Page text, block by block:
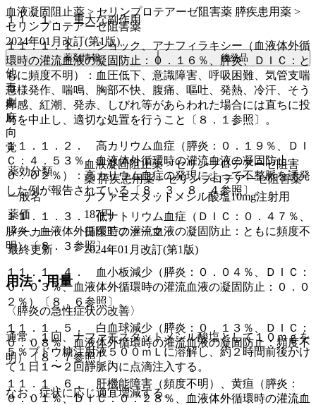
１１．１． 重大な副作用
１１．１．１． ショック、アナフィラキシー（血液体外循
環時の灌流血液の凝固防止：０．１６％、膵炎、ＤＩＣ：と
もに頻度不明）：血圧低下、意識障害、呼吸困難、気管支喘
息様発作、喘鳴、胸部不快、腹痛、嘔吐、発熱、冷汗、そう
痒感、紅潮、発赤、しびれ等があらわれた場合には直ちに投
与を中止し、適切な処置を行うこと〔８．１参照〕。
１１．１．２． 高カリウム血症（膵炎：０．１９％、ＤＩ
Ｃ：４．５３％、血液体外循環時の灌流血液の凝固防止：
０．０２％）：高カリウム血症の発現によって不整脈を誘発
した例が報告されている〔８．３、８．４参照〕。
１１．１．３． 低ナトリウム血症（ＤＩＣ：０．４７％、
膵炎、血液体外循環時の灌流血液の凝固防止：ともに頻度不
明）〔８．３参照〕。
１１．１．４． 血小板減少（膵炎：０．０４％、ＤＩＣ：
０．０３％、血液体外循環時の灌流血液の凝固防止：０．０
２％）〔８．６参照〕。
１１．１．５． 白血球減少（膵炎：０．１３％、ＤＩＣ：
０．０８％、血液体外循環時の灌流血液の凝固防止：頻度不
明）〔８．７参照〕。
１１．１．６． 肝機能障害（頻度不明）、黄疸（膵炎：
０．０１％、ＤＩＣ：０．２８％、血液体外循環時の灌流血
血液凝固阻止薬 > セリンプロテアーゼ阻害薬 膵疾患用薬 >
セリンプロテアーゼ阻害薬
2024年01月改訂(第1版)
薬剤情報 後発品
他
毒
劇
麻
向
覚
薬効分類
血液凝固阻止薬 > セリンプロテアーゼ阻害
薬 膵疾患用薬 > セリンプロテアーゼ阻害薬
一般名
ナファモスタットメシル酸塩10mg注射用
薬価
187円
メーカー
日医工ファーマ
最終更新
2024年01月改訂(第1版)
用法・用量
〈膵炎の急性症状の改善〉
通常、１回、ナファモスタットメシル酸塩として１０ｍｇを
５％ブドウ糖注射液５００ｍＬに溶解し、約２時間前後かけ
て１日１〜２回静脈内に点滴注入する。
なお、症状に応じ適宜増減する。